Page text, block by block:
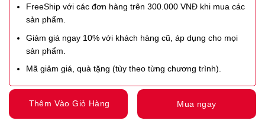
FreeShip với các đơn hàng trên 300.000 VNĐ khi mua các
sản phẩm.
Giảm giá ngay 10% với khách hàng cũ, áp dụng cho mọi
sản phẩm.
Mã giảm giá, quà tặng (tùy theo từng chương trình).
Thêm Vào Giỏ Hàng Mua ngay